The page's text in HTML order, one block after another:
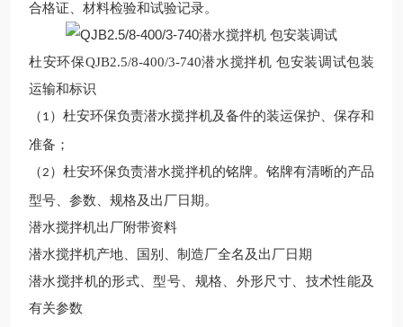
合格证、材料检验和试验记录。
杜安环保QJB2.5/8-400/3-740潜水搅拌机 包安装调试包装
运输和标识
（ 1 ）杜安环保负责潜水搅拌机及备件的装运保护、保存和
准备；
（2 ）杜安环保负责潜水搅拌机的铭牌。铭牌有清晰的产品
型号、参数、规格及出厂日期。
潜水搅拌机出厂附带资料
潜水搅拌机产地、国别、制造厂全名及出厂日期
潜水搅拌机的形式、型号、规格、外形尺寸、技术性能及
有关参数